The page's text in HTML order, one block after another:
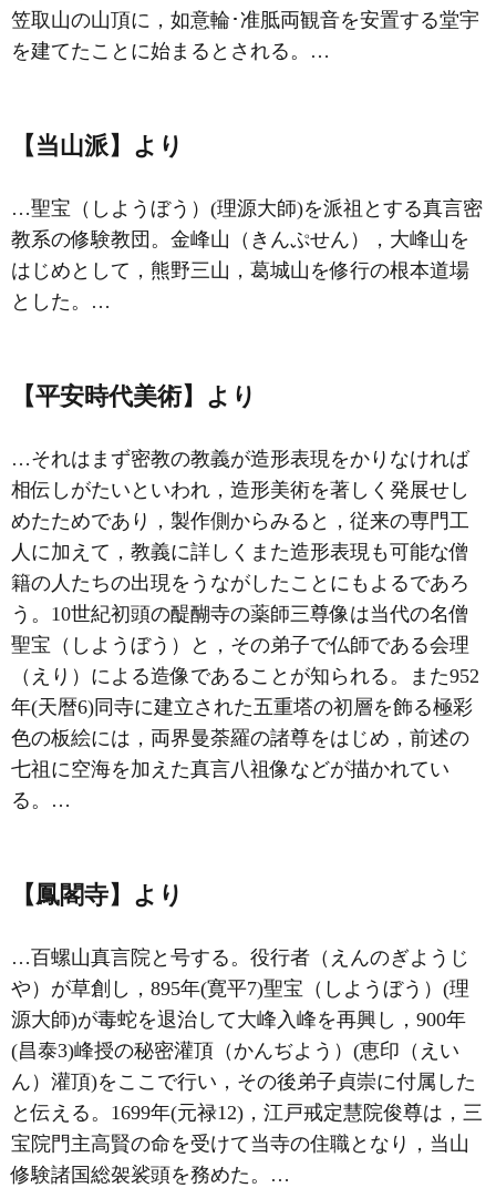
笠取山の山頂に，如意輪･准胝両観音を安置する堂宇
を建てたことに始まるとされる。…
【当山派】より
…聖宝 （しようぼう）(理源大師)を派祖とする真言密
教系の修験教団。金峰山（きんぷせん），大峰山を
はじめとして，熊野三山，葛城山を修行の根本道場
とした。…
【平安時代美術】より
…それはまず密教の教義が造形表現をかりなければ
相伝しがたいといわれ，造形美術を著しく発展せし
めたためであり，製作側からみると，従来の専門工
人に加えて，教義に詳しくまた造形表現も可能な僧
籍の人たちの出現をうながしたことにもよるであろ
う。10世紀初頭の醍醐寺の薬師三尊像は当代の名僧
聖宝（しようぼう）と，その弟子で仏師である会理
（えり）による造像であることが知られる。また952
年(天暦6)同寺に建立された五重塔の初層を飾る極彩
色の板絵には，両界曼荼羅の諸尊をはじめ，前述の
七祖に空海を加えた真言八祖像などが描かれてい
る。…
【鳳閣寺】より
…百螺山真言院と号する。役行者（えんのぎようじ
や）が草創し，895年(寛平7)聖宝（しようぼう）(理
源大師)が毒蛇を退治して大峰入峰を再興し，900年
(昌泰3)峰授の秘密灌頂（かんぢよう）(恵印（えい
ん）灌頂)をここで行い，その後弟子貞崇に付属した
と伝える。1699年(元禄12)，江戸戒定慧院俊尊は，三
宝院門主高賢の命を受けて当寺の住職となり，当山
修験諸国総袈裟頭を務めた。…